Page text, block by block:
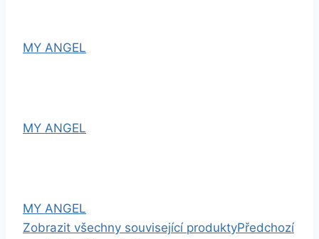
MY ANGEL
MY ANGEL
MY ANGEL
Zobrazit všechny související produktyPředchozí